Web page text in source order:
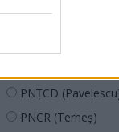
Acțiunea
PNȚCD
PNCR (Terheș)